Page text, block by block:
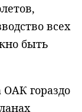
всех
быть
ОАК гораздо